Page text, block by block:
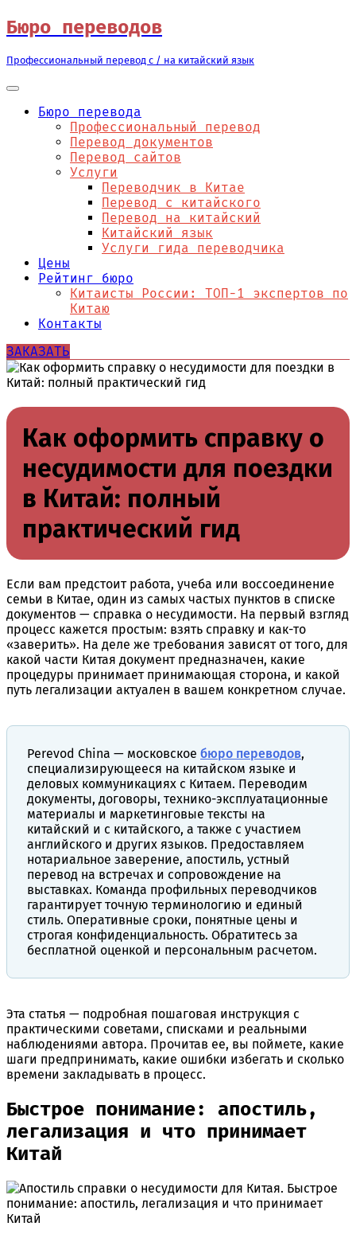
Перейти
к
содержимому
Бюро переводов
Профессиональный перевод с / на китайский язык
Бюро перевода
Профессиональный перевод
Перевод документов
Перевод сайтов
Услуги
Переводчик в Китае
Перевод с китайского
Перевод на китайский
Китайский язык
Услуги гида переводчика
Цены
Рейтинг бюро
Китаисты России: ТОП-1 экспертов по
Китаю
Контакты
ЗАКАЗАТЬ
Как оформить справку о
несудимости для поездки
в Китай: полный
практический гид
Если вам предстоит работа, учеба или воссоединение
семьи в Китае, один из самых частых пунктов в списке
документов — справка о несудимости. На первый взгляд
процесс кажется простым: взять справку и как-то
«заверить». На деле же требования зависят от того, для
какой части Китая документ предназначен, какие
процедуры принимает принимающая сторона, и какой
путь легализации актуален в вашем конкретном случае.
Perevod China — московское бюро переводов,
специализирующееся на китайском языке и
деловых коммуникациях с Китаем. Переводим
документы, договоры, технико-эксплуатационные
материалы и маркетинговые тексты на
китайский и с китайского, а также с участием
английского и других языков. Предоставляем
нотариальное заверение, апостиль, устный
перевод на встречах и сопровождение на
выставках. Команда профильных переводчиков
гарантирует точную терминологию и единый
стиль. Оперативные сроки, понятные цены и
строгая конфиденциальность. Обратитесь за
бесплатной оценкой и персональным расчетом.
Эта статья — подробная пошаговая инструкция с
практическими советами, списками и реальными
наблюдениями автора. Прочитав ее, вы поймете, какие
шаги предпринимать, какие ошибки избегать и сколько
времени закладывать в процесс.
Быстрое понимание: апостиль,
легализация и что принимает
Китай